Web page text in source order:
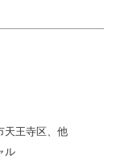
天王寺区、他
ル